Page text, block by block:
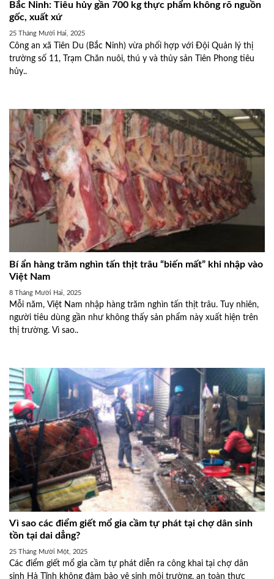
Bắc Ninh: Tiêu hủy gần 700 kg thực phẩm không rõ nguồn
gốc, xuất xứ
25 Tháng Mười Hai, 2025
Công an xã Tiên Du (Bắc Ninh) vừa phối hợp với Đội Quản lý thị
trường số 11, Trạm Chăn nuôi, thú y và thủy sản Tiên Phong tiêu
hủy..
Bí ẩn hàng trăm nghìn tấn thịt trâu “biến mất” khi nhập vào
Việt Nam
8 Tháng Mười Hai, 2025
Mỗi năm, Việt Nam nhập hàng trăm nghìn tấn thịt trâu. Tuy nhiên,
người tiêu dùng gần như không thấy sản phẩm này xuất hiện trên
thị trường. Vì sao..
Vì sao các điểm giết mổ gia cầm tự phát tại chợ dân sinh
tồn tại dai dẳng?
25 Tháng Mười Một, 2025
Các điểm giết mổ gia cầm tự phát diễn ra công khai tại chợ dân
sinh Hà Tĩnh không đảm bảo vệ sinh môi trường, an toàn thực